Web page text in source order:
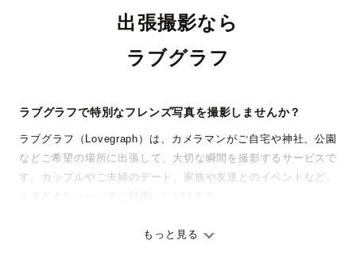
出張撮影なら
ラブグラフ
ラブグラフで特別なフレンズ写真を撮影しませんか？
ラブグラフ（Lovegraph）は、カメラマンがご自宅や神社、公園
などご希望の場所に出張して、大切な瞬間を撮影するサービスで
す。カップルやご夫婦のデート、家族や友達とのイベントなど、
ありのままの空気感を大切に、何十年経っても見返したくなるよ
もっと見る